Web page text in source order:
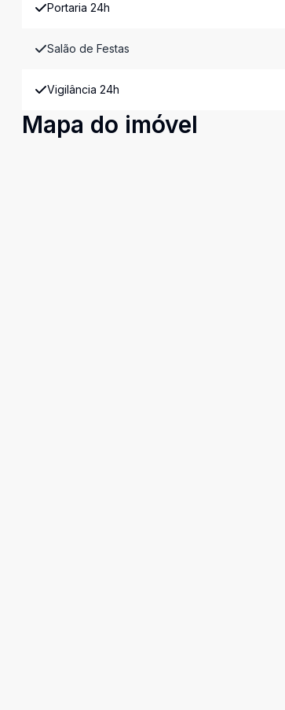
Portaria 24h
Salão de Festas
Vigilância 24h
Mapa do imóvel